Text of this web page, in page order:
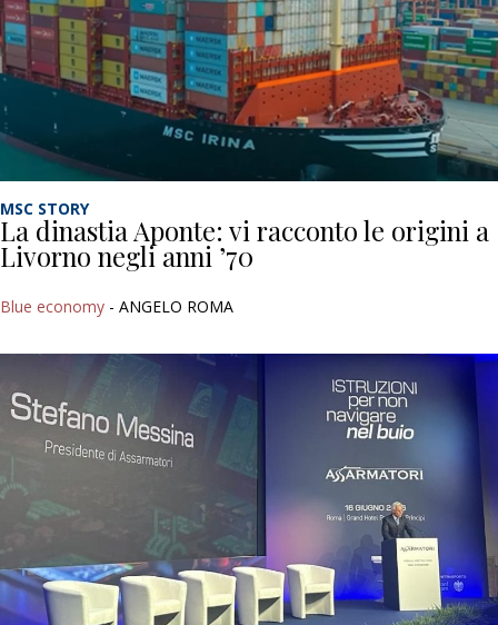
MSC STORY
La dinastia Aponte: vi racconto le origini a
Livorno negli anni ’70
Blue economy - ANGELO ROMA